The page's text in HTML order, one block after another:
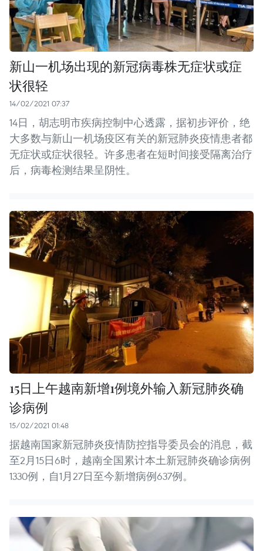
新山一机场出现的新冠病毒株无症状或症
状很轻
14/02/2021 07:37
14日，胡志明市疾病控制中心透露，据初步评价，绝
大多数与新山一机场疫区有关的新冠肺炎疫情患者都
无症状或症状很轻。许多患者在短时间接受隔离治疗
后，病毒检测结果呈阴性。
15日上午越南新增1例境外输入新冠肺炎确
诊病例
15/02/2021 01:48
据越南国家新冠肺炎疫情防控指导委员会的消息，截
至2月15日6时，越南全国累计本土新冠肺炎确诊病例
1330例，自1月27日至今新增病例637例。